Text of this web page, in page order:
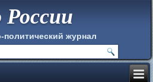
журнал